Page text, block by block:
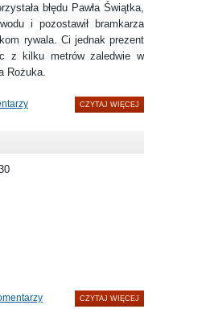
błędu Pawła Świątka,
i pozostawił bramkarza
rywala. Ci jednak prezent
z kilku metrów zaledwie w
Rożuka.
CZYTAJ WIĘCEJ
CZYTAJ WIĘCEJ